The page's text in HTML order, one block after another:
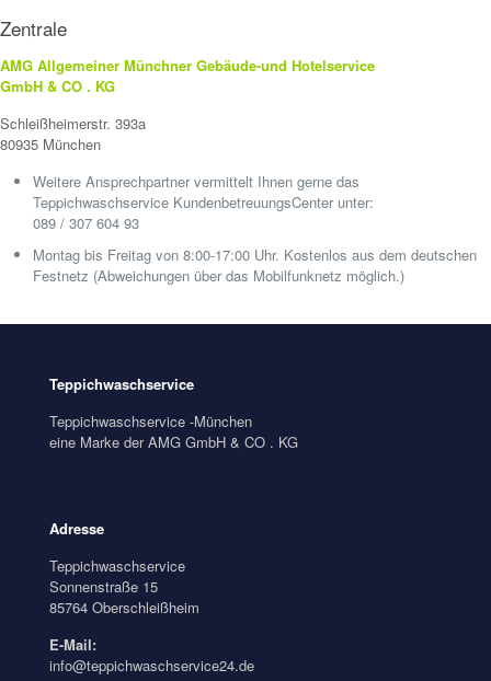
Zentrale
AMG Allgemeiner Münchner Gebäude-und Hotelservice
GmbH & CO . KG
Schleißheimerstr. 393a
80935 München
Weitere Ansprechpartner vermittelt Ihnen gerne das
Teppichwaschservice KundenbetreuungsCenter unter:
089 / 307 604 93
Montag bis Freitag von 8:00-17:00 Uhr. Kostenlos aus dem deutschen
Festnetz (Abweichungen über das Mobilfunknetz möglich.)
Teppichwaschservice
Teppichwaschservice -München
eine Marke der AMG GmbH & CO . KG
Adresse
Teppichwaschservice
Sonnenstraße 15
85764 Oberschleißheim
E-Mail:
info@teppichwaschservice24.de